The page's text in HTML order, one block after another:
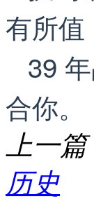
有所值
39
合你。
上一篇
历史